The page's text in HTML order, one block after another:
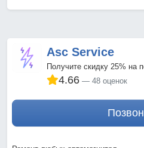
Asc Service
Получите скидку 25% на
4.66 48 оценок